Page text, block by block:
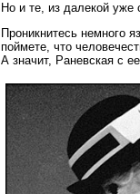
Но и те, из далекой уже
Проникнитесь немного
поймете, что
А значит, Раневская с